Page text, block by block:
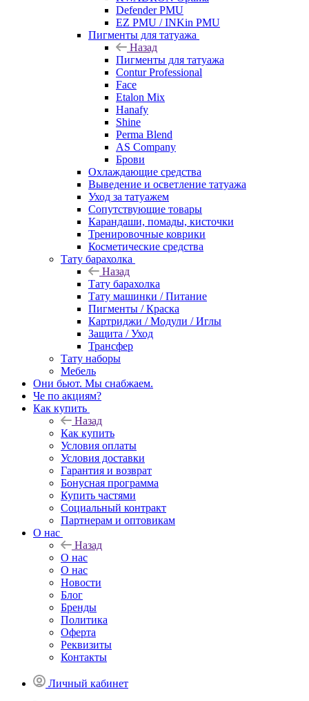
Defender PMU
EZ PMU / INKin PMU
Пигменты для татуажа
Назад
Пигменты для татуажа
Contur Professional
Face
Etalon Mix
Hanafy
Shine
Perma Blend
AS Company
Брови
Охлаждающие средства
Выведение и осветление татуажа
Уход за татуажем
Сопутствующие товары
Карандаши, помады, кисточки
Тренировочные коврики
Косметические средства
Тату барахолка
Назад
Тату барахолка
Тату машинки / Питание
Пигменты / Краска
Картриджи / Модули / Иглы
Защита / Уход
Трансфер
Тату наборы
Мебель
Они бьют. Мы снабжаем.
Че по акциям?
Как купить
Назад
Как купить
Условия оплаты
Условия доставки
Гарантия и возврат
Бонусная программа
Купить частями
Социальный контракт
Партнерам и оптовикам
О нас
Назад
О нас
О нас
Новости
Блог
Бренды
Политика
Оферта
Реквизиты
Контакты
Личный кабинет